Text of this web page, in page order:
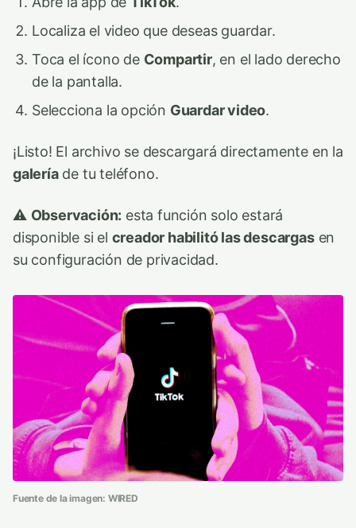
Localiza el video que deseas guardar.
Toca el ícono de Compartir, en el lado derecho
de la pantalla.
Selecciona la opción Guardar video.
¡Listo! El archivo se descargará directamente en la
galeríade tu teléfono.
⚠️ Observación: esta función solo estará
disponible si el creador habilitó las descargasen
su configuración de privacidad.
Fuente de la imagen: WIRED